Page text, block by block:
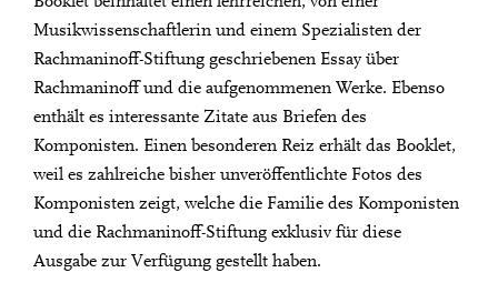
Musikwissenschaftlerin und einem Spezialisten der
Rachmaninoff-Stiftung geschriebenen Essay über
Rachmaninoff und die aufgenommenen Werke. Ebenso
enthält es interessante Zitate aus Briefen des
Komponisten. Einen besonderen Reiz erhält das Booklet,
weil es zahlreiche bisher unveröffentlichte Fotos des
Komponisten zeigt, welche die Familie des Komponisten
und die Rachmaninoff-Stiftung exklusiv für diese
Ausgabe zur Verfügung gestellt haben.